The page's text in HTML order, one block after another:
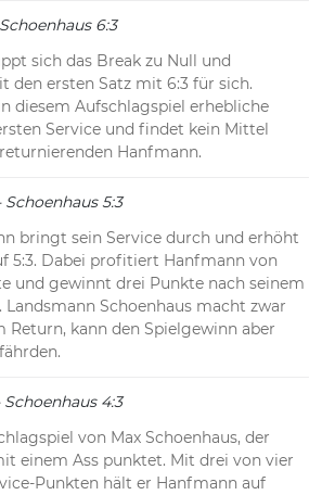
6:3
sich das Break zu Null und
den ersten Satz mit 6:3 für sich.
diesem Aufschlagspiel erhebliche
Service und findet kein Mittel
Hanfmann.
5:3
bringt sein Service durch und erhöht
5:3. Dabei profitiert Hanfmann von
und gewinnt drei Punkte nach seinem
Landsmann Schoenhaus macht zwar
Return, kann den Spielgewinn aber
4:3
von Max Schoenhaus, der
einem Ass punktet. Mit drei von vier
Punkten hält er Hanfmann auf